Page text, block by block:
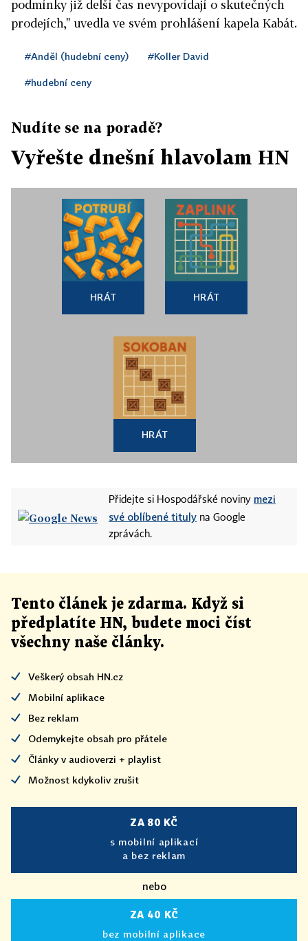
podmínky již delší čas nevypovídají o skutečných
prodejích," uvedla ve svém prohlášení kapela Kabát.
#Anděl (hudební ceny) #Koller David
#hudební ceny
Nudíte se na poradě?
Vyřešte dnešní hlavolam HN
HRÁT HRÁT
HRÁT
Přidejte si Hospodářské noviny mezi
své oblíbené tituly na Google
zprávách.
Tento článek je zdarma. Když si
předplatíte HN, budete moci číst
všechny naše články.
Veškerý obsah HN.cz
Mobilní aplikace
Bez reklam
Odemykejte obsah pro přátele
Články v audioverzi + playlist
Možnost kdykoliv zrušit
ZA 80 KČ
s mobilní aplikací
a bez reklam
nebo
ZA 40 KČ
bez mobilní aplikace